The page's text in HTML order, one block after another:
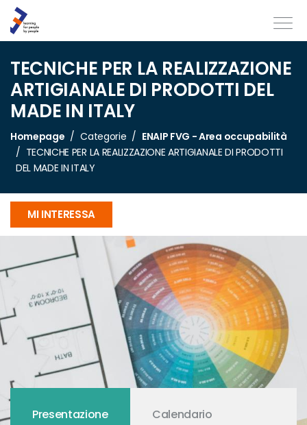
TECNICHE PER LA REALIZZAZIONE
ARTIGIANALE DI PRODOTTI DEL
MADE IN ITALY
Homepage Categorie
ENAIP FVG - Area occupabilità
TECNICHE PER LA REALIZZAZIONE ARTIGIANALE DI PRODOTTI
DEL MADE IN ITALY
MI INTERESSA
Presentazione Calendario